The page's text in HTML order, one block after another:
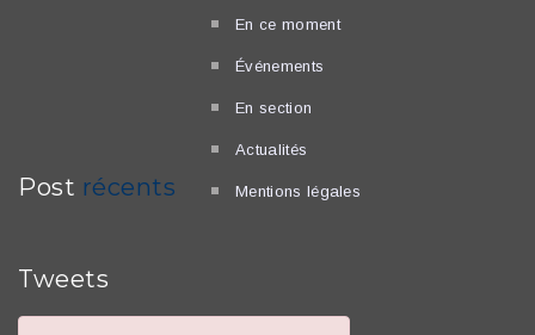
Post récents
En ce moment
Événements
En section
Actualités
Mentions légales
Tweets